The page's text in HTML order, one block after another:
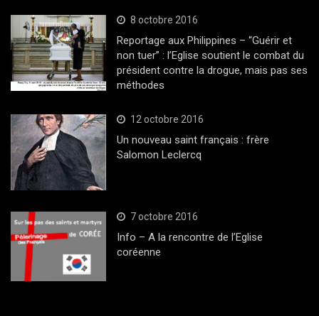
8 octobre 2016
Reportage aux Philippines – “Guérir et
non tuer” : l’Eglise soutient le combat du
président contre la drogue, mais pas ses
méthodes
12 octobre 2016
Un nouveau saint français : frère
Salomon Leclercq
7 octobre 2016
Info – A la rencontre de l’Eglise
coréenne